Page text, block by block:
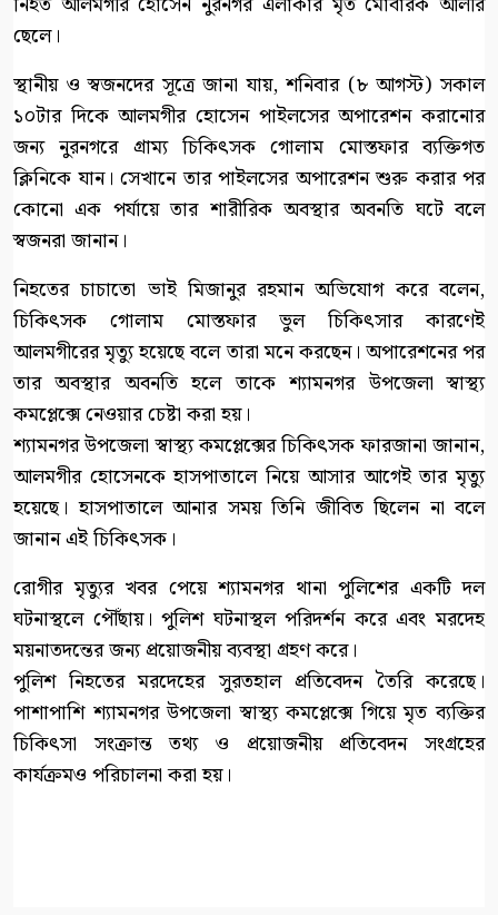
ছেলে।
স্থানীয় ও স্বজনদের সূত্রে জানা যায়, শনিবার (৮ আগস্ট) সকাল
১০টার দিকে আলমগীর হোসেন পাইলসের অপারেশন করানোর
জন্য নুরনগরে গ্রাম্য চিকিৎসক গোলাম মোস্তফার ব্যক্তিগত
ক্লিনিকে যান। সেখানে তার পাইলসের অপারেশন শুরু করার পর
কোনো এক পর্যায়ে তার শারীরিক অবস্থার অবনতি ঘটে বলে
স্বজনরা জানান।
নিহতের চাচাতো ভাই মিজানুর রহমান অভিযোগ করে বলেন,
চিকিৎসক গোলাম মোস্তফার ভুল চিকিৎসার কারণেই
আলমগীরের মৃত্যু হয়েছে বলে তারা মনে করছেন। অপারেশনের পর
তার অবস্থার অবনতি হলে তাকে শ্যামনগর উপজেলা স্বাস্থ্য
কমপ্লেক্সে নেওয়ার চেষ্টা করা হয়।
শ্যামনগর উপজেলা স্বাস্থ্য কমপ্লেক্সের চিকিৎসক ফারজানা জানান,
আলমগীর হোসেনকে হাসপাতালে নিয়ে আসার আগেই তার মৃত্যু
হয়েছে। হাসপাতালে আনার সময় তিনি জীবিত ছিলেন না বলে
জানান এই চিকিৎসক।
রোগীর মৃত্যুর খবর পেয়ে শ্যামনগর থানা পুলিশের একটি দল
ঘটনাস্থলে পৌঁছায়। পুলিশ ঘটনাস্থল পরিদর্শন করে এবং মরদেহ
ময়নাতদন্তের জন্য প্রয়োজনীয় ব্যবস্থা গ্রহণ করে।
পুলিশ নিহতের মরদেহের সুরতহাল প্রতিবেদন তৈরি করেছে।
পাশাপাশি শ্যামনগর উপজেলা স্বাস্থ্য কমপ্লেক্সে গিয়ে মৃত ব্যক্তির
চিকিৎসা সংক্রান্ত তথ্য ও প্রয়োজনীয় প্রতিবেদন সংগ্রহের
কার্যক্রমও পরিচালনা করা হয়।